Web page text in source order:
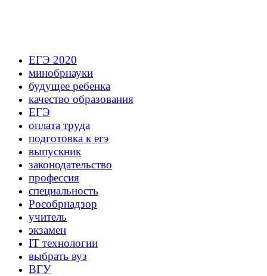
ЕГЭ 2020
минобрнауки
будущее ребенка
качество образования
ЕГЭ
оплата труда
подготовка к егэ
выпускник
законодательство
профессия
специальность
Рособрнадзор
учитель
экзамен
IT технологии
выбрать вуз
ВГУ